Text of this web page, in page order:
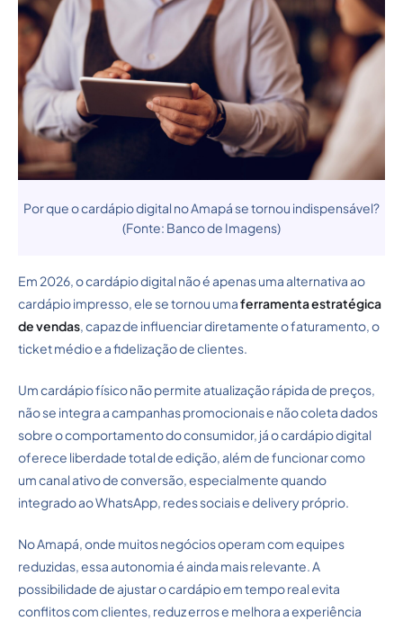
Por que o cardápio digital no Amapá se tornou indispensável?
(Fonte: Banco de Imagens)
Em 2026, o cardápio digital não é apenas uma alternativa ao
cardápio impresso, ele se tornou umaferramenta estratégica
de vendas, capaz de influenciar diretamente o faturamento, o
ticket médio e a fidelização de clientes.
Um cardápio físico não permite atualização rápida de preços,
não se integra a campanhas promocionais e não coleta dados
sobre o comportamento do consumidor, já o cardápio digital
oferece liberdade total de edição, além de funcionar como
um canal ativo de conversão, especialmente quando
integrado ao WhatsApp, redes sociais e delivery próprio.
No Amapá, onde muitos negócios operam com equipes
reduzidas, essa autonomia é ainda mais relevante. A
possibilidade de ajustar o cardápio em tempo real evita
conflitos com clientes, reduz erros e melhora a experiência